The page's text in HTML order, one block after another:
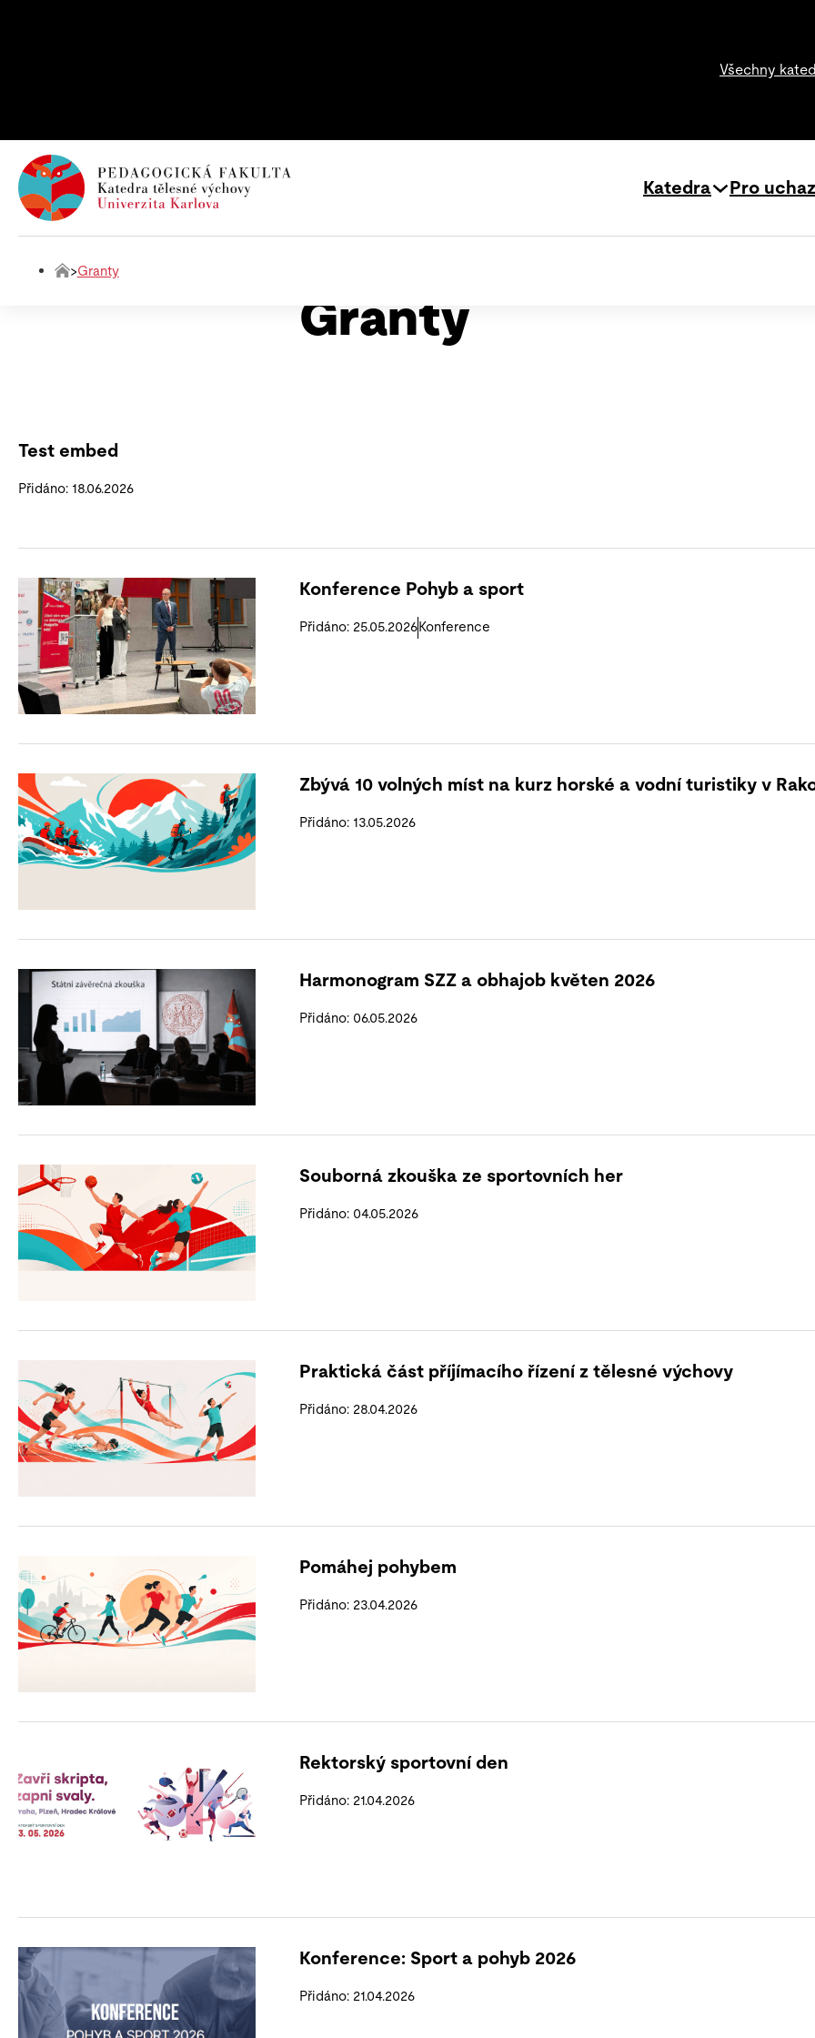
Všechny
Katedra Pro
>Granty
Granty
Test embed
Přidáno: 18.06.2026
Konference Pohyb a sport
Přidáno: 25.05.2026 Konference
Zbývá 10 volných míst na kurz horské a vodní turistiky v
Přidáno: 13.05.2026
Harmonogram SZZ a obhajob květen 2026
Přidáno: 06.05.2026
Souborná zkouška ze sportovních her
Přidáno: 04.05.2026
Praktická část příjímacího řízení z tělesné výchovy
Přidáno: 28.04.2026
Pomáhej pohybem
Přidáno: 23.04.2026
Rektorský sportovní den
Přidáno: 21.04.2026
Konference: Sport a pohyb 2026
Přidáno: 21.04.2026